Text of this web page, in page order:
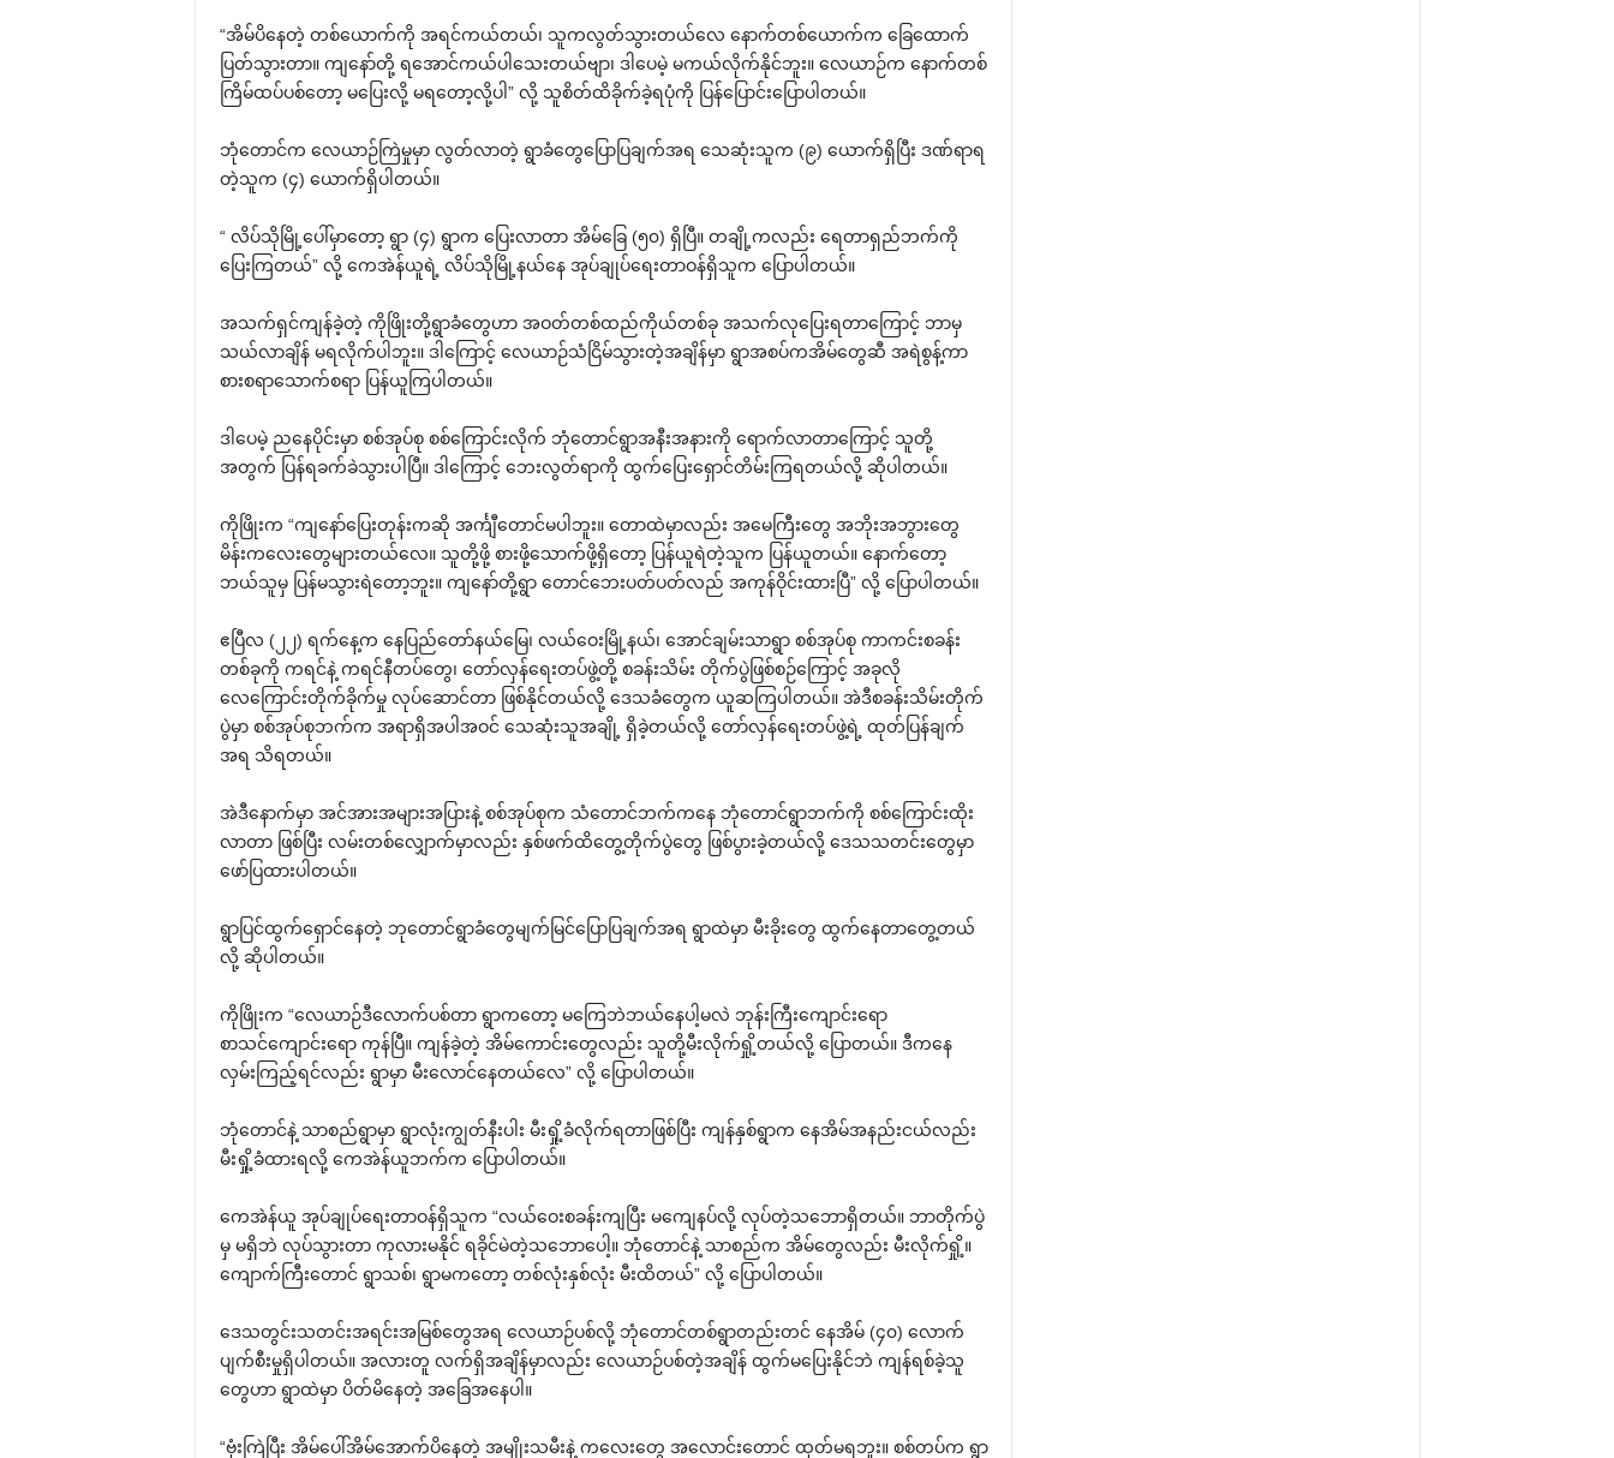
“အိမ်ပိနေတဲ့ တစ်ယောက်ကို အရင်ကယ်တယ်၊ သူကလွတ်သွားတယ်လေ နောက်တစ်ယောက်က ခြေထောက်
ပြတ်သွားတာ။ ကျနော်တို့ ရအောင်ကယ်ပါသေးတယ်ဗျာ၊ ဒါပေမဲ့ မကယ်လိုက်နိုင်ဘူး။ လေယာဉ်က နောက်တစ်
ကြိမ်ထပ်ပစ်တော့ မပြေးလို့ မရတော့လို့ပါ” လို့ သူစိတ်ထိခိုက်ခဲ့ရပုံကို ပြန်ပြောင်းပြောပါတယ်။
ဘုံတောင်က လေယာဉ်ကြဲမှုမှာ လွတ်လာတဲ့ ရွာခံတွေပြောပြချက်အရ သေဆုံးသူက (၉) ယောက်ရှိပြီး ဒဏ်ရာရ
တဲ့သူက (၄) ယောက်ရှိပါတယ်။
“ လိပ်သိုမြို့ပေါ်မှာတော့ ရွာ (၄) ရွာက ပြေးလာတာ အိမ်ခြေ (၅၀) ရှိပြီ။ တချို့ကလည်း ရေတာရှည်ဘက်ကို
ပြေးကြတယ်” လို့ ကေအဲန်ယူရဲ့ လိပ်သိုမြို့နယ်နေ အုပ်ချုပ်ရေးတာဝန်ရှိသူက ပြောပါတယ်။
အသက်ရှင်ကျန်ခဲ့တဲ့ ကိုဖြိုးတို့ရွာခံတွေဟာ အဝတ်တစ်ထည်ကိုယ်တစ်ခု အသက်လုပြေးရတာကြောင့် ဘာမှ
သယ်လာချိန် မရလိုက်ပါဘူး။ ဒါကြောင့် လေယာဉ်သံငြိမ်သွားတဲ့အချိန်မှာ ရွာအစပ်ကအိမ်တွေဆီ အရဲစွန့်ကာ
စားစရာသောက်စရာ ပြန်ယူကြပါတယ်။
ဒါပေမဲ့ ညနေပိုင်းမှာ စစ်အုပ်စု စစ်ကြောင်းလိုက် ဘုံတောင်ရွာအနီးအနားကို ရောက်လာတာကြောင့် သူတို့
အတွက် ပြန်ရခက်ခဲသွားပါပြီ။ ဒါကြောင့် ဘေးလွတ်ရာကို ထွက်ပြေးရှောင်တိမ်းကြရတယ်လို့ ဆိုပါတယ်။
ကိုဖြိုးက “ကျနော်ပြေးတုန်းကဆို အင်္ကျီတောင်မပါဘူး။ တောထဲမှာလည်း အမေကြီးတွေ အဘိုးအဘွားတွေ
မိန်းကလေးတွေများတယ်လေ။ သူတို့ဖို့ စားဖို့သောက်ဖို့ရှိတော့ ပြန်ယူရဲတဲ့သူက ပြန်ယူတယ်။ နောက်တော့
ဘယ်သူမှ ပြန်မသွားရဲတော့ဘူး။ ကျနော်တို့ရွာ တောင်ဘေးပတ်ပတ်လည် အကုန်ဝိုင်းထားပြီ” လို့ ပြောပါတယ်။
ဧပြီလ (၂၂) ရက်နေ့က နေပြည်တော်နယ်မြေ၊ လယ်ဝေးမြို့နယ်၊ အောင်ချမ်းသာရွာ စစ်အုပ်စု ကာကင်းစခန်း
တစ်ခုကို ကရင်နဲ့ ကရင်နီတပ်တွေ၊ တော်လှန်ရေးတပ်ဖွဲ့တို့ စခန်းသိမ်း တိုက်ပွဲဖြစ်စဉ်ကြောင့် အခုလို
လေကြောင်းတိုက်ခိုက်မှု လုပ်ဆောင်တာ ဖြစ်နိုင်တယ်လို့ ဒေသခံတွေက ယူဆကြပါတယ်။ အဲဒီစခန်းသိမ်းတိုက်
ပွဲမှာ စစ်အုပ်စုဘက်က အရာရှိအပါအဝင် သေဆုံးသူအချို့ ရှိခဲ့တယ်လို့ တော်လှန်ရေးတပ်ဖွဲ့ရဲ့ ထုတ်ပြန်ချက်
အရ သိရတယ်။
အဲဒီနောက်မှာ အင်အားအများအပြားနဲ့ စစ်အုပ်စုက သံတောင်ဘက်ကနေ ဘုံတောင်ရွာဘက်ကို စစ်ကြောင်းထိုး
လာတာ ဖြစ်ပြီး လမ်းတစ်လျှောက်မှာလည်း နှစ်ဖက်ထိတွေ့တိုက်ပွဲတွေ ဖြစ်ပွားခဲ့တယ်လို့ ဒေသသတင်းတွေမှာ
ဖော်ပြထားပါတယ်။
ရွာပြင်ထွက်ရှောင်နေတဲ့ ဘုတောင်ရွာခံတွေမျက်မြင်ပြောပြချက်အရ ရွာထဲမှာ မီးခိုးတွေ ထွက်နေတာတွေ့တယ်
လို့ ဆိုပါတယ်။
ကိုဖြိုးက “လေယာဉ်ဒီလောက်ပစ်တာ ရွာကတော့ မကြေဘဲဘယ်နေပါ့မလဲ ဘုန်းကြီးကျောင်းရော
စာသင်ကျောင်းရော ကုန်ပြီ။ ကျန်ခဲ့တဲ့ အိမ်ကောင်းတွေလည်း သူတို့မီးလိုက်ရှို့တယ်လို့ ပြောတယ်။ ဒီကနေ
လှမ်းကြည့်ရင်လည်း ရွာမှာ မီးလောင်နေတယ်လေ” လို့ ပြောပါတယ်။
ဘုံတောင်နဲ့ သာစည်ရွာမှာ ရွာလုံးကျွတ်နီးပါး မီးရှို့ခံလိုက်ရတာဖြစ်ပြီး ကျန်နှစ်ရွာက နေအိမ်အနည်းငယ်လည်း
မီးရှို့ခံထားရလို့ ကေအဲန်ယူဘက်က ပြောပါတယ်။
ကေအဲန်ယူ အုပ်ချုပ်ရေးတာဝန်ရှိသူက “လယ်ဝေးစခန်းကျပြီး မကျေနပ်လို့ လုပ်တဲ့သဘောရှိတယ်။ ဘာတိုက်ပွဲ
မှ မရှိဘဲ လုပ်သွားတာ ကုလားမနိုင် ရခိုင်မဲတဲ့သဘောပေါ့။ ဘုံတောင်နဲ့ သာစည်က အိမ်တွေလည်း မီးလိုက်ရှို့။
ကျောက်ကြီးတောင် ရွာသစ်၊ ရွာမကတော့ တစ်လုံးနှစ်လုံး မီးထိတယ်” လို့ ပြောပါတယ်။
ဒေသတွင်းသတင်းအရင်းအမြစ်တွေအရ လေယာဉ်ပစ်လို့ ဘုံတောင်တစ်ရွာတည်းတင် နေအိမ် (၄၀) လောက်
ပျက်စီးမှုရှိပါတယ်။ အလားတူ လက်ရှိအချိန်မှာလည်း လေယာဉ်ပစ်တဲ့အချိန် ထွက်မပြေးနိုင်ဘဲ ကျန်ရစ်ခဲ့သူ
တွေဟာ ရွာထဲမှာ ပိတ်မိနေတဲ့ အခြေအနေပါ။
“ဗုံးကြဲပြီး အိမ်ပေါ်အိမ်အောက်ပိနေတဲ့ အမျိုးသမီးနဲ့ ကလေးတွေ အလောင်းတောင် ထုတ်မရဘူး။ စစ်တပ်က ရွာ